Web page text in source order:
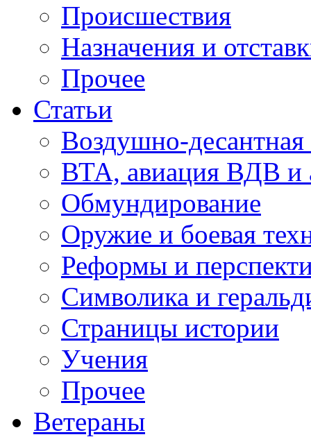
Происшествия
Назначения и
Прочее
Статьи
Воздушно-десантная
ВТА, авиация ВДВ и
Обмундирование
Оружие и боевая
Реформы и
Символика и
Страницы истории
Учения
Прочее
Ветераны